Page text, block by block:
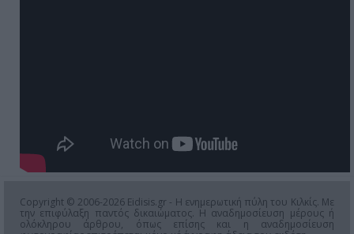
Copyright © 2006-2026 Eidisis.gr - Η ενημερωτική πύλη του Κιλκίς. Με
την επιφύλαξη παντός δικαιώματος. Η αναδημοσίευση μέρους ή
ολόκληρου άρθρου, όπως επίσης και η αναδημοσίευση